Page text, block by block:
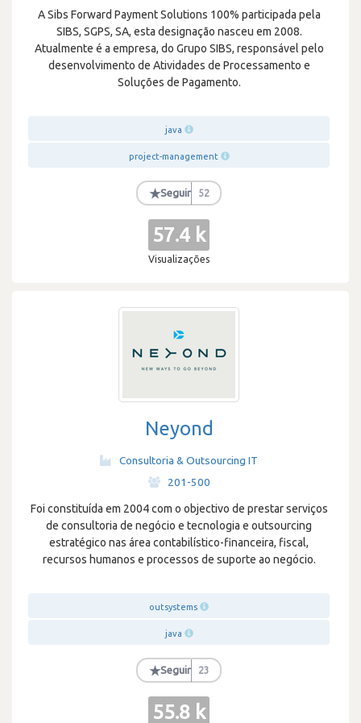
A Sibs Forward Payment Solutions 100% participada pela
SIBS, SGPS, SA, esta designação nasceu em 2008.
Atualmente é a empresa, do Grupo SIBS, responsável pelo
desenvolvimento de Atividades de Processamento e
Soluções de Pagamento.
java
project-management
★Seguir 52
57.4 k
Visualizações
Neyond
Consultoria & Outsourcing IT
201-500
Foi constituída em 2004 com o objectivo de prestar serviços
de consultoria de negócio e tecnologia e outsourcing
estratégico nas área contabilístico-financeira, fiscal,
recursos humanos e processos de suporte ao negócio.
outsystems
java
★Seguir 23
55.8 k